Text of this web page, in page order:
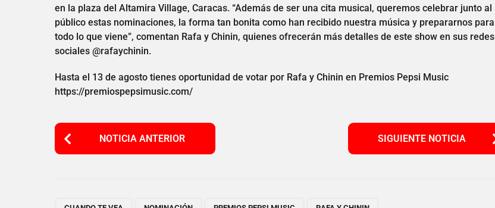
en la plaza del Altamira Village, Caracas. “Además de ser una cita musical, queremos celebrar junto al
público estas nominaciones, la forma tan bonita como han recibido nuestra música y prepararnos para
todo lo que viene”, comentan Rafa y Chinin, quienes ofrecerán más detalles de este show en sus redes
sociales @rafaychinin.
Hasta el 13 de agosto tienes oportunidad de votar por Rafa y Chinin en Premios Pepsi Music
https://premiospepsimusic.com/
P
o
NOTICIA ANTERIOR SIGUIENTE NOTICIA